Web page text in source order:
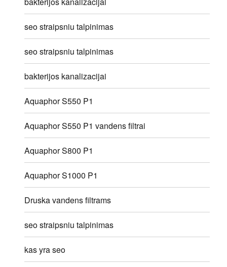
seo straipsniu talpinimas
seo straipsniu talpinimas
bakterijos kanalizacijai
Aquaphor S550 P1
Aquaphor S550 P1 vandens filtrai
Aquaphor S800 P1
Aquaphor S1000 P1
Druska vandens filtrams
seo straipsniu talpinimas
kas yra seo